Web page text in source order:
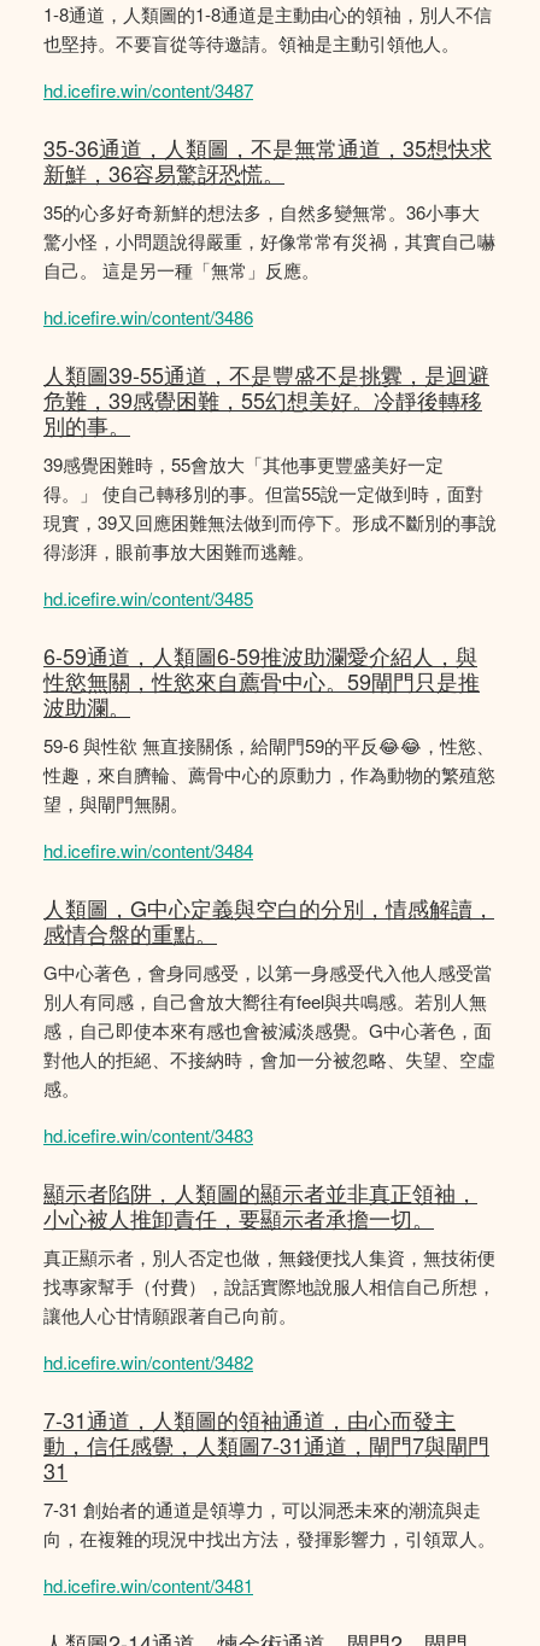
1-8通道，人類圖的1-8通道是主動由心的領䄂，別人不信
也堅持。不要盲從等待邀請。領袖是主動引領他人。
hd.icefire.win/content/3487
35-36通道，人類圖，不是無常通道，35想快求
新鮮，36容易驚訝恐慌。
35的心多好奇新鮮的想法多，自然多變無常。36小事大
驚小怪，小問題說得嚴重，好像常常有災禍，其實自己嚇
自己。 這是另一種「無常」反應。
hd.icefire.win/content/3486
人類圖39-55通道，不是豐盛不是挑釁，是迴避
危難，39感覺困難，55幻想美好。冷靜後轉移
別的事。
39感覺困難時，55會放大「其他事更豐盛美好一定
得。」 使自己轉移別的事。但當55說一定做到時，面對
現實，39又回應困難無法做到而停下。形成不斷別的事說
得澎湃，眼前事放大困難而逃離。
hd.icefire.win/content/3485
6-59通道，人類圖6-59推波助瀾愛介紹人，與
性慾無關，性慾來自薦骨中心。59閘門只是推
波助瀾。
59-6 與性欲 無直接關係，給閘門59的平反😂😂，性慾、
性趣，來自臍輪、薦骨中心的原動力，作為動物的繁殖慾
望，與閘門無關。
hd.icefire.win/content/3484
人類圖，G中心定義與空白的分別，情感解讀，
感情合盤的重點。
G中心著色，會身同感受，以第一身感受代入他人感受當
別人有同感，自己會放大嚮往有feel與共鳴感。若別人無
感，自己即使本來有感也會被減淡感覺。G中心著色，面
對他人的拒絕、不接納時，會加一分被忽略、失望、空虛
感。
hd.icefire.win/content/3483
顯示者陷阱，人類圖的顯示者並非真正領袖，
小心被人推卸責任，要顯示者承擔一切。
真正顯示者，別人否定也做，無錢便找人集資，無技術便
找專家幫手（付費），說話實際地說服人相信自己所想，
讓他人心甘情願跟著自己向前。
hd.icefire.win/content/3482
7-31通道，人類圖的領袖通道，由心而發主
動，信任感覺，人類圖7-31通道，閘門7與閘門
31
7-31 創始者的通道是領導力，可以洞悉未來的潮流與走
向，在複雜的現況中找出方法，發揮影響力，引領眾人。
hd.icefire.win/content/3481